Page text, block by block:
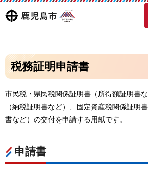
鹿児島
マグ
マシ
税務証明申請書
市民税・県民税関係証明書（所得額証明書
（納税証明書など）、固定資産税関係証明
書など）の交付を申請する用紙です。
申請書